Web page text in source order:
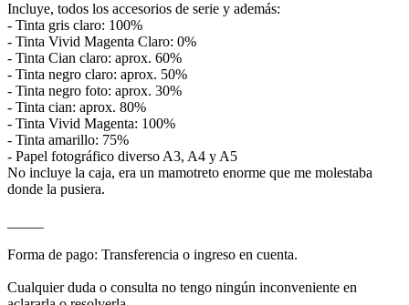
Incluye, todos los accesorios de serie y además:
- Tinta gris claro: 100%
- Tinta Vivid Magenta Claro: 0%
- Tinta Cian claro: aprox. 60%
- Tinta negro claro: aprox. 50%
- Tinta negro foto: aprox. 30%
- Tinta cian: aprox. 80%
- Tinta Vivid Magenta: 100%
- Tinta amarillo: 75%
- Papel fotográfico diverso A3, A4 y A5
No incluye la caja, era un mamotreto enorme que me molestaba
donde la pusiera.
Forma de pago: Transferencia o ingreso en cuenta.
Cualquier duda o consulta no tengo ningún inconveniente en